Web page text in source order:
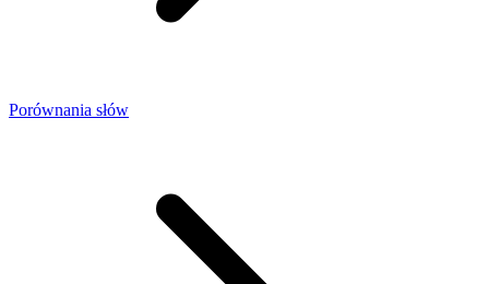
Porównania słów